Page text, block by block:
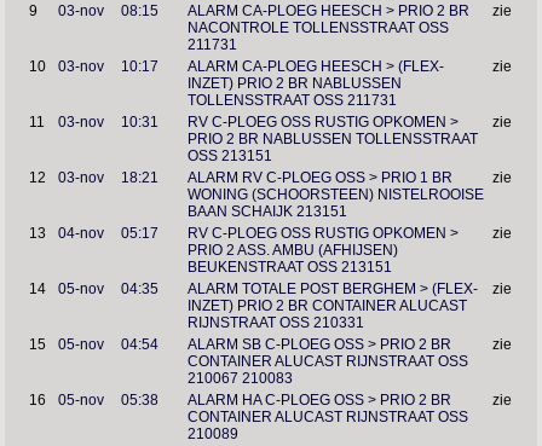
9 03-nov 08:15
ALARM CA-PLOEG HEESCH > PRIO 2 BR
NACONTROLE TOLLENSSTRAAT OSS
211731
zie
10 03-nov 10:17
ALARM CA-PLOEG HEESCH > (FLEX-
INZET) PRIO 2 BR NABLUSSEN
TOLLENSSTRAAT OSS 211731
zie
11 03-nov 10:31
RV C-PLOEG OSS RUSTIG OPKOMEN >
PRIO 2 BR NABLUSSEN TOLLENSSTRAAT
OSS 213151
zie
12 03-nov 18:21
ALARM RV C-PLOEG OSS > PRIO 1 BR
WONING (SCHOORSTEEN) NISTELROOISE
BAAN SCHAIJK 213151
zie
13 04-nov 05:17
RV C-PLOEG OSS RUSTIG OPKOMEN >
PRIO 2 ASS. AMBU (AFHIJSEN)
BEUKENSTRAAT OSS 213151
zie
14 05-nov 04:35
ALARM TOTALE POST BERGHEM > (FLEX-
INZET) PRIO 2 BR CONTAINER ALUCAST
RIJNSTRAAT OSS 210331
zie
15 05-nov 04:54
ALARM SB C-PLOEG OSS > PRIO 2 BR
CONTAINER ALUCAST RIJNSTRAAT OSS
210067 210083
zie
16 05-nov 05:38
ALARM HA C-PLOEG OSS > PRIO 2 BR
CONTAINER ALUCAST RIJNSTRAAT OSS
210089
zie